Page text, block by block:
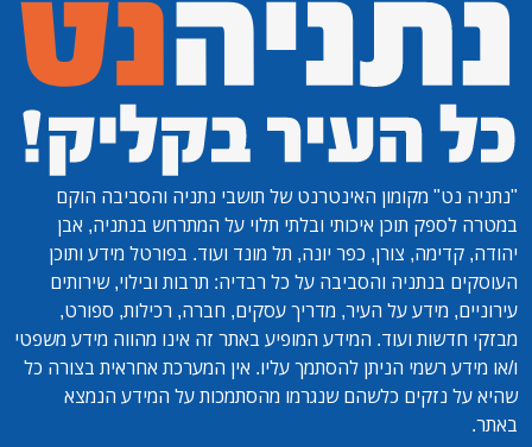
"נתניה נט" מקומון האינטרנט של תושבי נתניה והסביבה הוקם
במטרה לספק תוכן איכותי ובלתי תלוי על המתרחש בנתניה, אבן
יהודה, קדימה, צורן, כפר יונה, תל מונד ועוד. בפורטל מידע ותוכן
העוסקים בנתניה והסביבה על כל רבדיה: תרבות ובילוי, שירותים
עירוניים, מידע על העיר, מדריך עסקים, חברה, רכילות, ספורט,
מבזקי חדשות ועוד. המידע המופיע באתר זה אינו מהווה מידע משפטי
ו/או מידע רשמי הניתן להסתמך עליו. אין המערכת אחראית בצורה כל
שהיא על נזקים כלשהם שנגרמו מהסתמכות על המידע הנמצא
באתר.